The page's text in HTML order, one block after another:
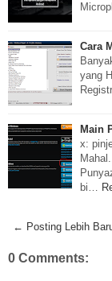
Cara
yang
Main
x:
bi…
← Posting Lebih
0 Comments: